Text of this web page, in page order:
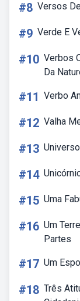
#8 Versos
#9 Verde E
#10 Verbos
Da
#11 Verbo
#12 Valha
#13
#14
#15 Uma
#16 Um
Partes
#17 Um
#18 Três